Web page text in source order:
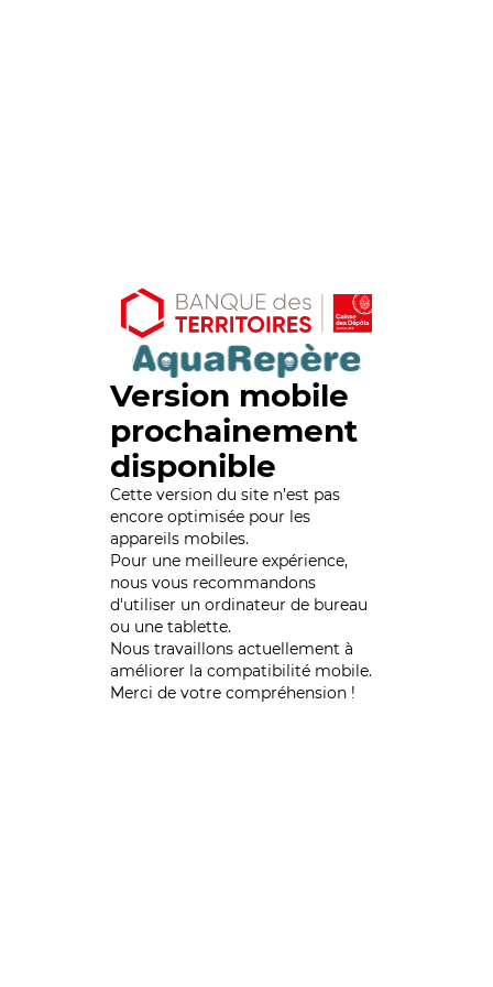
Version mobile
prochainement
disponible
Cette version du site n’est pas
encore optimisée pour les
appareils mobiles.
Pour une meilleure expérience,
nous vous recommandons
d'utiliser un ordinateur de bureau
ou une tablette.
Nous travaillons actuellement à
améliorer la compatibilité mobile.
Merci de votre compréhension !